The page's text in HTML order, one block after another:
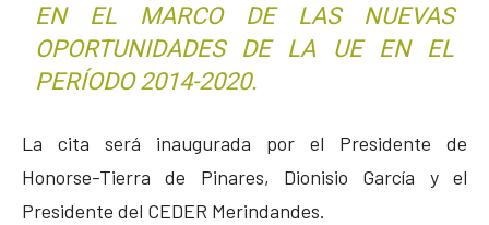
EN EL MARCO DE LAS NUEVAS
OPORTUNIDADES DE LA UE EN EL
PERÍODO 2014-2020.
La cita será inaugurada por el Presidente de
Honorse-Tierra de Pinares, Dionisio García y el
Presidente del CEDER Merindandes.